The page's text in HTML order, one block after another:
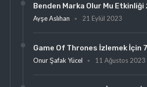
Benden Marka Olur Mu Etkinliği
Ayşe Aslıhan 21 Eylül 2023
Game Of Thrones İzlemek İçin
Onur Şafak Yücel 11 Ağustos 2023